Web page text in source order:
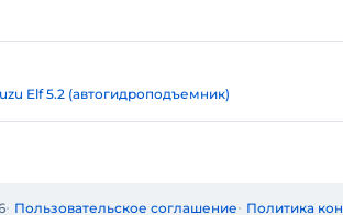
Elf 5.2 (автогидроподъемник)
Пользовательское соглашение Политика